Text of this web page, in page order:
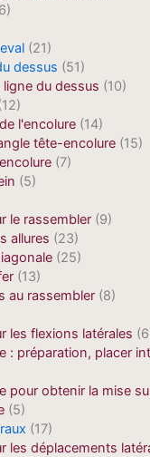
(21)
dessus (51)
du dessus (10)
l'encolure (14)
tête-encolure (15)
(7)
(5)
le rassembler (9)
allures (23)
(25)
(13)
au rassembler (8)
les flexions latérales
: préparation, placer
pour obtenir la mise
(5)
(17)
les déplacements